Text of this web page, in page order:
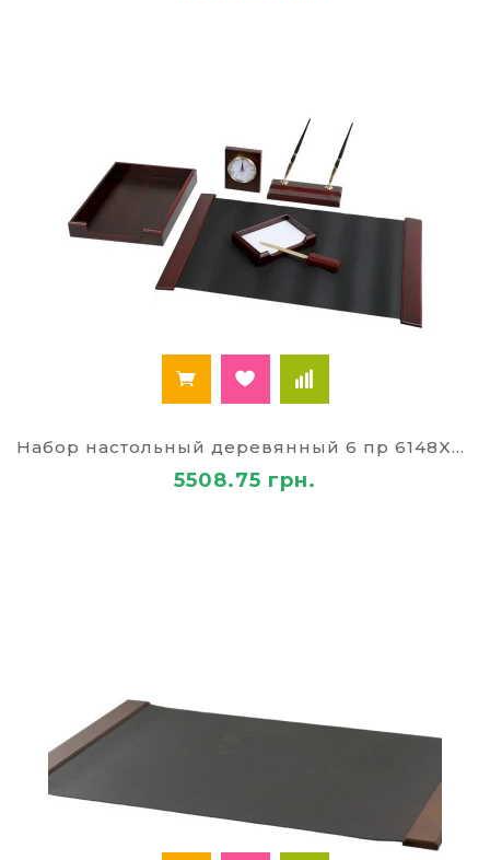
Набор настольный деревянный 6 пр 6148XDU
5508.75 грн.